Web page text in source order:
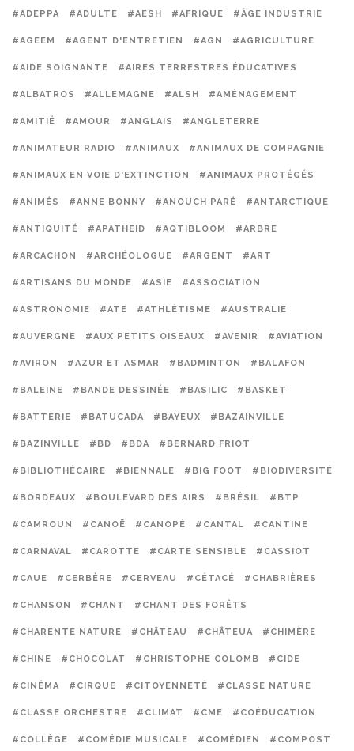
#ADEPPA #ADULTE #AESH #AFRIQUE #ÂGE INDUSTRIE
#AGEEM #AGENT D'ENTRETIEN #AGN #AGRICULTURE
#AIDE SOIGNANTE #AIRES TERRESTRES ÉDUCATIVES
#ALBATROS #ALLEMAGNE #ALSH #AMÉNAGEMENT
#AMITIÉ #AMOUR #ANGLAIS #ANGLETERRE
#ANIMATEUR RADIO #ANIMAUX #ANIMAUX DE COMPAGNIE
#ANIMAUX EN VOIE D'EXTINCTION #ANIMAUX PROTÉGÉS
#ANIMÉS #ANNE BONNY #ANOUCH PARÉ #ANTARCTIQUE
#ANTIQUITÉ #APATHEID #AQTIBLOOM #ARBRE
#ARCACHON #ARCHÉOLOGUE #ARGENT #ART
#ARTISANS DU MONDE #ASIE #ASSOCIATION
#ASTRONOMIE #ATE #ATHLÉTISME #AUSTRALIE
#AUVERGNE #AUX PETITS OISEAUX #AVENIR #AVIATION
#AVIRON #AZUR ET ASMAR #BADMINTON #BALAFON
#BALEINE #BANDE DESSINÉE #BASILIC #BASKET
#BATTERIE #BATUCADA #BAYEUX #BAZAINVILLE
#BAZINVILLE #BD #BDA #BERNARD FRIOT
#BIBLIOTHÉCAIRE #BIENNALE #BIG FOOT #BIODIVERSITÉ
#BORDEAUX #BOULEVARD DES AIRS #BRÉSIL #BTP
#CAMROUN #CANOË #CANOPÉ #CANTAL #CANTINE
#CARNAVAL #CAROTTE #CARTE SENSIBLE #CASSIOT
#CAUE #CERBÈRE #CERVEAU #CÉTACÉ #CHABRIÈRES
#CHANSON #CHANT #CHANT DES FORÊTS
#CHARENTE NATURE #CHÂTEAU #CHÂTEUA #CHIMÈRE
#CHINE #CHOCOLAT #CHRISTOPHE COLOMB #CIDE
#CINÉMA #CIRQUE #CITOYENNETÉ #CLASSE NATURE
#CLASSE ORCHESTRE #CLIMAT #CME #COÉDUCATION
#COLLÈGE #COMÉDIE MUSICALE #COMÉDIEN #COMPOST